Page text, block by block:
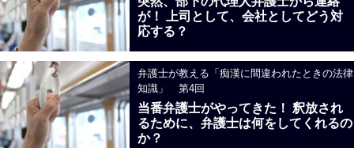
が！ 上司として、会社としてどう対
応する？
弁護士が教える「痴漢に間違われたときの法律
知識」 第4回
当番弁護士がやってきた！ 釈放され
るために、弁護士は何をしてくれるの
か？